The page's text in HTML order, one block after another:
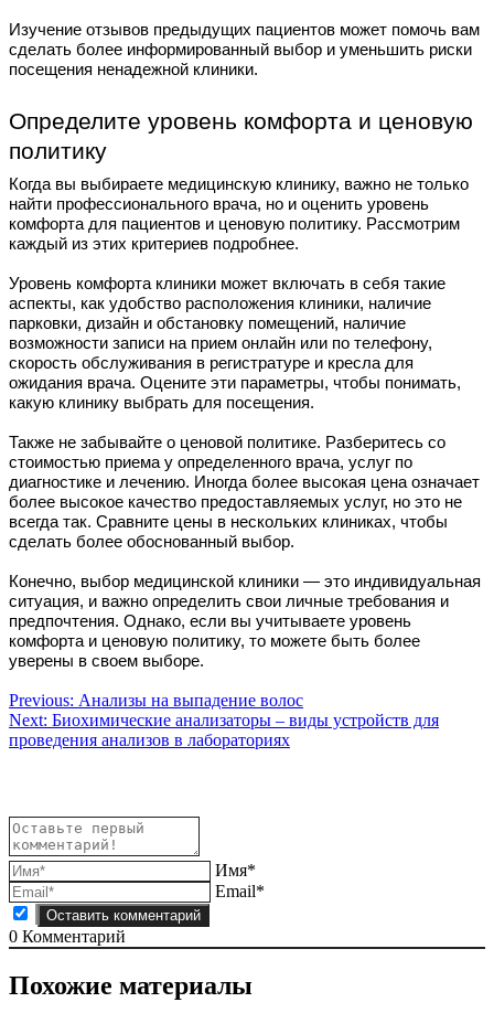
Изучение отзывов предыдущих пациентов может помочь вам
сделать более информированный выбор и уменьшить риски
посещения ненадежной клиники.
Определите уровень комфорта и ценовую
политику
Когда вы выбираете медицинскую клинику, важно не только
найти профессионального врача, но и оценить уровень
комфорта для пациентов и ценовую политику. Рассмотрим
каждый из этих критериев подробнее.
Уровень комфорта клиники может включать в себя такие
аспекты, как удобство расположения клиники, наличие
парковки, дизайн и обстановку помещений, наличие
возможности записи на прием онлайн или по телефону,
скорость обслуживания в регистратуре и кресла для
ожидания врача. Оцените эти параметры, чтобы понимать,
какую клинику выбрать для посещения.
Также не забывайте о ценовой политике. Разберитесь со
стоимостью приема у определенного врача, услуг по
диагностике и лечению. Иногда более высокая цена означает
более высокое качество предоставляемых услуг, но это не
всегда так. Сравните цены в нескольких клиниках, чтобы
сделать более обоснованный выбор.
Конечно, выбор медицинской клиники — это индивидуальная
ситуация, и важно определить свои личные требования и
предпочтения. Однако, если вы учитываете уровень
комфорта и ценовую политику, то можете быть более
уверены в своем выборе.
Навигация
по
Previous: Анализы на выпадение волос
Next: Биохимические анализаторы – виды устройств для
проведения анализов в лабораториях
Имя*
Email*
0 Комментарий
Похожие материалы